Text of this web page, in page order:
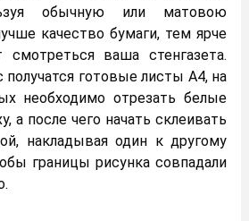
обычную или матовою
качество бумаги, тем ярче
смотреться ваша стенгазета.
получатся готовые листы А4, на
необходимо отрезать белые
а после чего начать склеивать
накладывая один к другому
границы рисунка совпадали